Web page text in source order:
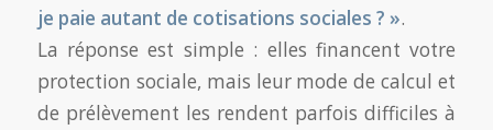
je paie autant de cotisations sociales ? ».
La réponse est simple : elles financent votre
protection sociale, mais leur mode de calcul et
de prélèvement les rendent parfois difficiles à